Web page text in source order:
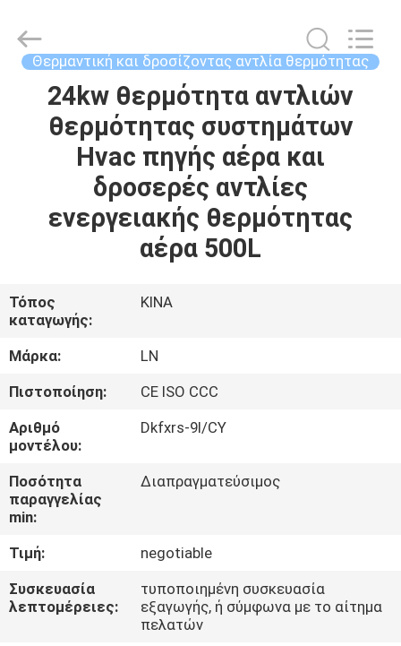
ΣΠΊΤΙ
ΠΡΟΪΌΝΤΑ
ΒΊΝΤΕΟ
ΜΕ
ΕΜΆΣ
ΕΠΙΣΚΕΨΉ
ΕΡΓΟΣΤΑΣΊΟΥ
ΈΛΕΓΧΟΣ
ΠΟΙΌΤΗΤΑΣ
ΕΠΙΚΟΙΝΩΝΉΣΤΕ
ΜΑΖΊ
ΜΑΣ
Rights
Θερμαντική και δροσίζοντας αντλία θερμότητας
24kw θερμότητα αντλιών
θερμότητας συστημάτων
Hvac πηγής αέρα και
δροσερές αντλίες
ενεργειακής θερμότητας
αέρα 500L
Τόπος
καταγωγής:
ΚΙΝΑ
Μάρκα:
LN
Πιστοποίηση:
CE ISO CCC
Αριθμό
μοντέλου:
Dkfxrs-9I/CY
Ποσότητα
παραγγελίας
min:
Διαπραγματεύσιμος
Τιμή:
negotiable
Συσκευασία
λεπτομέρειες:
τυποποιημένη συσκευασία
εξαγωγής, ή σύμφωνα με το αίτημα
πελατών